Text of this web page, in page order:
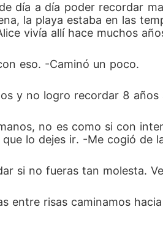
día a día poder recordar
la playa estaba en las
vivía allí hace muchos
eso. -Caminó un poco.
y no logro recordar 8
no es como si con
lo dejes ir. -Me cogió de
si no fueras tan molesta.
entre risas caminamos